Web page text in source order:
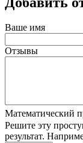
Ваше имя
Отзывы
Математический
Решите эту
результат.